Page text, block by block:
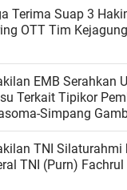
Terima Suap 3
OTT Tim
EMB Serahkan
Terkait Tipikor
Simpang
TNI Silaturahmi
TNI (Purn) Fachrul